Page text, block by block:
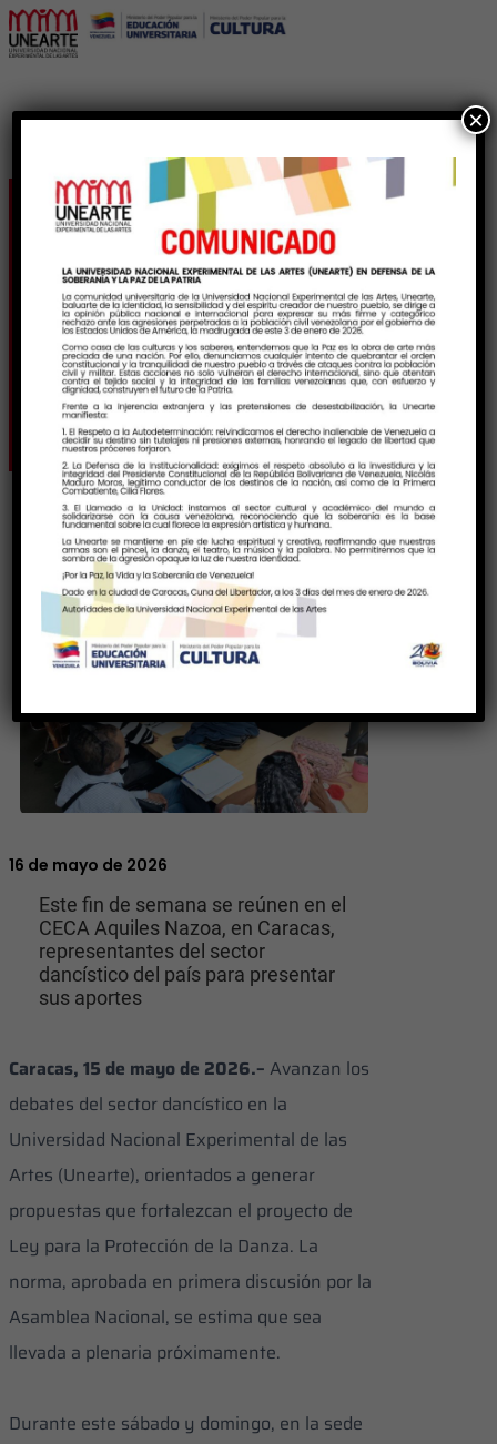
Avanza debate de
propuestas para el
proyecto de Ley de
Danza
16 de mayo de 2026
Este fin de semana se reúnen en el
CECA Aquiles Nazoa, en Caracas,
representantes del sector
dancístico del país para presentar
sus aportes
Caracas, 15 de mayo de 2026.– Avanzan los
debates del sector dancístico en la
Universidad Nacional Experimental de las
Artes (Unearte), orientados a generar
propuestas que fortalezcan el proyecto de
Ley para la Protección de la Danza. La
norma, aprobada en primera discusión por la
Asamblea Nacional, se estima que sea
llevada a plenaria próximamente.
Durante este sábado y domingo, en la sede
×